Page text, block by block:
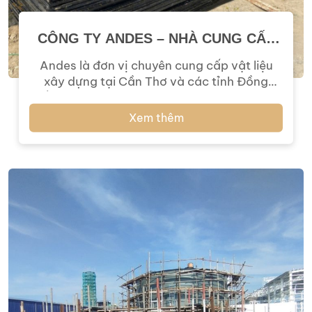
CÔNG TY ANDES – NHÀ CUNG CẤP
CẤP VÁN ÉP PHỦ PHIM CHO CÔNG
TRÌNH VÀ DỰ ÁN XÂY DỰNG
Andes là đơn vị chuyên cung cấp vật liệu
xây dựng tại Cần Thơ và các tỉnh Đồng
đối tác tín cậy của nhiều công trình, nhà
thầu và các dự án quy mô lớn bên cạnh đó
còn là đối tác chiến lược của nhiều doanh
Xem thêm